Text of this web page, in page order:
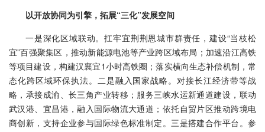
以开放协同为引擎，拓展“三化”发展空间
一是深化区域联动。扛牢宜荆荆恩城市群责任，建设“当枝松
宜”百强聚集区，推动新能源电池等产业跨区域布局；加速沿江高铁
等项目建设，构建汉襄宜1小时高铁圈；落实横向生态补偿机制，常
态化跨区域环保执法。二是融入国家战略。对接长江经济带等战
略，承接成渝、长三角产业转移；服务三峡水运新通道建设，联动
武汉港、宜昌港，融入国际物流大通道；依托自贸片区推动跨境电
商创新，支持企业参与国际绿色标准制定。三是搭建合作平台。参